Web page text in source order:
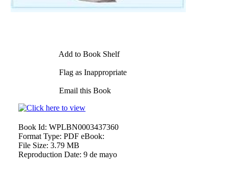
Add to Book Shelf
Flag as Inappropriate
Email this Book
Book Id: WPLBN0003437360
Format Type: PDF eBook:
File Size: 3.79 MB
Reproduction Date: 9 de mayo